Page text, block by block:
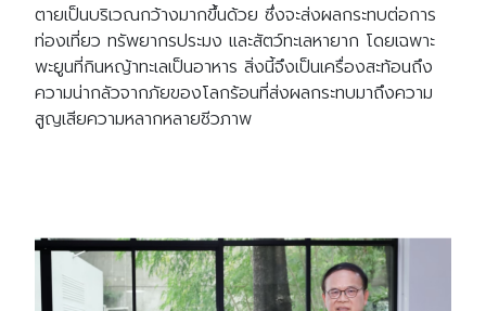
ตายเป็นบริเวณกว้างมากขึ้นด้วย ซึ่งจะส่งผลกระทบต่อการ
ท่องเที่ยว ทรัพยากรประมง และสัตว์ทะเลหายาก โดยเฉพาะ
พะยูนที่กินหญ้าทะเลเป็นอาหาร สิ่งนี้จึงเป็นเครื่องสะท้อนถึง
ความน่ากลัวจากภัยของโลกร้อนที่ส่งผลกระทบมาถึงความ
สูญเสียความหลากหลายชีวภาพ